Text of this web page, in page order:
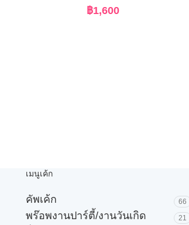
฿1,600
เมนูเค้ก
คัพเค้ก 66
พร๊อพงานปาร์ตี้/งานวันเกิด 21